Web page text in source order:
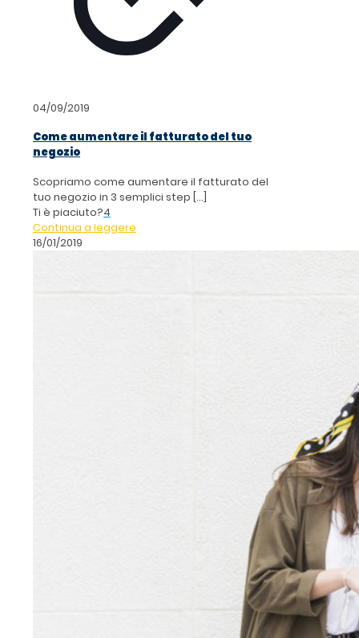
04/09/2019
Come aumentare il fatturato del tuo
negozio
Scopriamo come aumentare il fatturato del
tuo negozio in 3 semplici step […]
Ti è piaciuto?4
Continua a leggere
16/01/2019